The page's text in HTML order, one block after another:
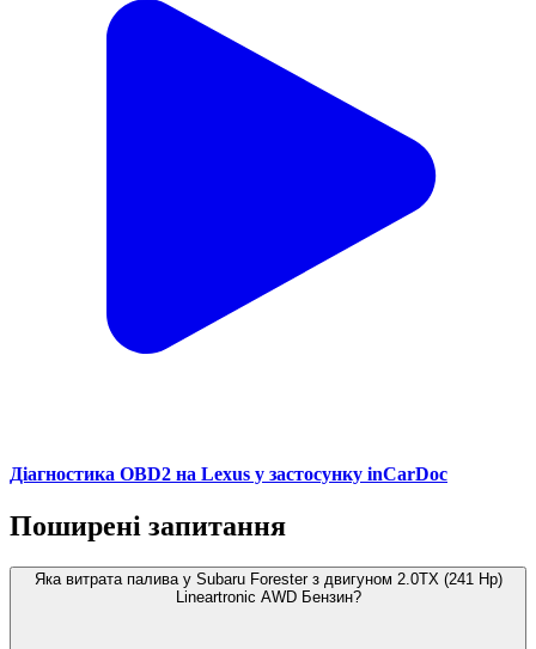
Діагностика OBD2 на Lexus у застосунку inCarDoc
Поширені запитання
Яка витрата палива у Subaru Forester з двигуном 2.0TX (241 Hp)
Lineartronic AWD Бензин?